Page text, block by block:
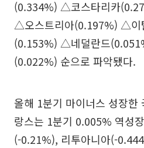
(0.334%) △코스타리카
△오스트리아(0.197%) △
(0.153%) △네덜란드
(0.022%) 순으로 파악됐다.
올해 1분기 마이너스 성장한
랑스는 1분기 0.005% 역성
(-0.21%), 리투아니아(-